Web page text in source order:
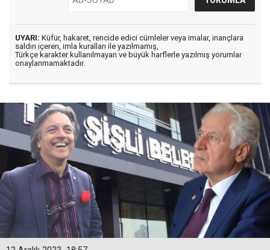
UYARI: Küfür, hakaret, rencide edici cümleler veya imalar, inançlara
saldırı içeren, imla kuralları ile yazılmamış,
Türkçe karakter kullanılmayan ve büyük harflerle yazılmış yorumlar
onaylanmamaktadır.